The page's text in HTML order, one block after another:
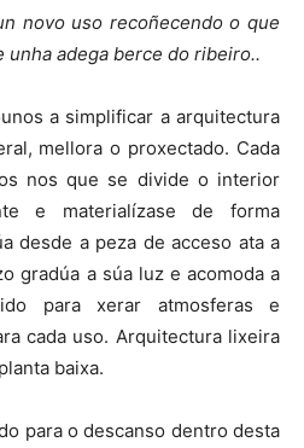
novo uso recoñecendo o que
unha adega berce do ribeiro..
a simplificar a arquitectura
mellora o proxectado. Cada
nos que se divide o interior
e materialízase de forma
desde a peza de acceso ata a
gradúa a súa luz e acomoda a
para xerar atmosferas e
cada uso. Arquitectura lixeira
baixa.
para o descanso dentro desta